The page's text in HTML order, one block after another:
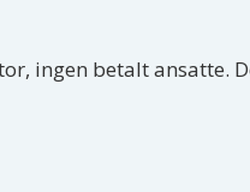
ingen betalt ansatte.